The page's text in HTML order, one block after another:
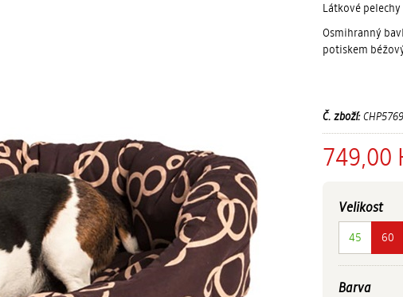
Látkové
Osmihranný
potiskem
Č. zboží:
749,00
Velikost
45 60
Barva